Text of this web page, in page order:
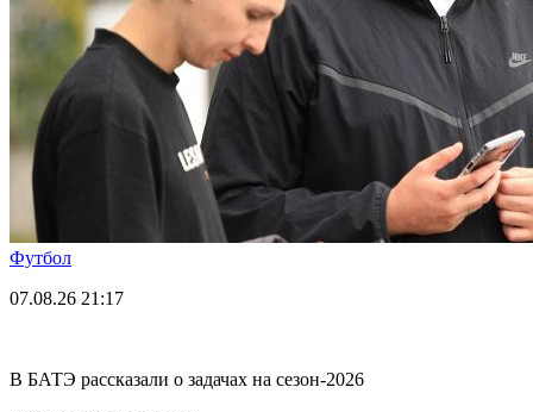
Футбол
07.08.26 21:17
В БАТЭ рассказали о задачах на сезон-2026